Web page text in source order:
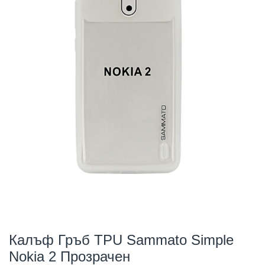
Калъф Гръб TPU Sammato Simple
Nokia 2 Прозрачен